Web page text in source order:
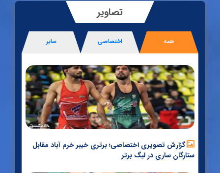
ده بزرگی منتشر شد
ادامه مطلب
دلایل افت کشتی استان گلستان از زبان یاسر حیدرقلی
درخواست حسین نقیبی از فدراسیون کشتی درباره شرایط
تصاویر
همه اختصاصی سایر
گزارش تصویری اختصاصی؛ برتری خیبر خرم آباد مقابل
ستارگان ساری در لیگ برتر